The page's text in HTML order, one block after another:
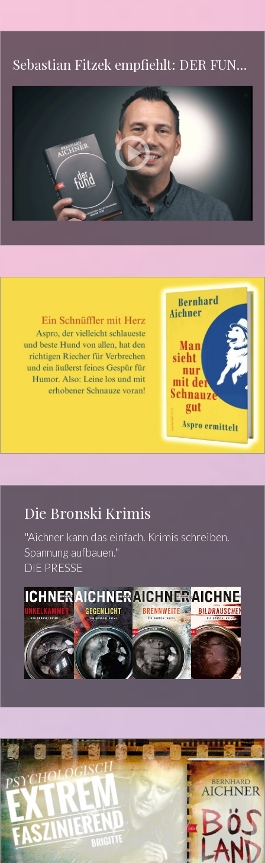
Sebastian Fitzek empfiehlt: DER FUND von Bernhard Aichner
Die Bronski Krimis
"Aichner kann das einfach. Krimis schreiben.
Spannung aufbauen."
DIE PRESSE